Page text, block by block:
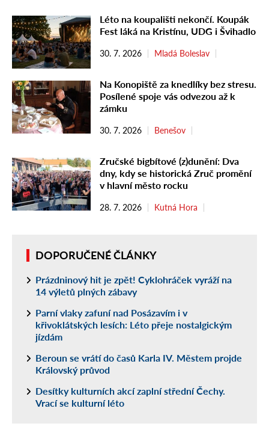
Léto na koupališti nekončí. Koupák
Fest láká na Kristínu, UDG i Švihadlo
30. 7. 2026 Mladá Boleslav
Na Konopiště za knedlíky bez stresu.
Posílené spoje vás odvezou až k
zámku
30. 7. 2026 Benešov
Zručské bigbítové (z)dunění: Dva
dny, kdy se historická Zruč promění
v hlavní město rocku
28. 7. 2026 Kutná Hora
DOPORUČENÉ ČLÁNKY
Prázdninový hit je zpět! Cyklohráček vyráží na
14 výletů plných zábavy
Parní vlaky zafuní nad Posázavím i v
křivoklátských lesích: Léto přeje nostalgickým
jízdám
Beroun se vrátí do časů Karla IV. Městem projde
Královský průvod
Desítky kulturních akcí zaplní střední Čechy.
Vrací se kulturní léto